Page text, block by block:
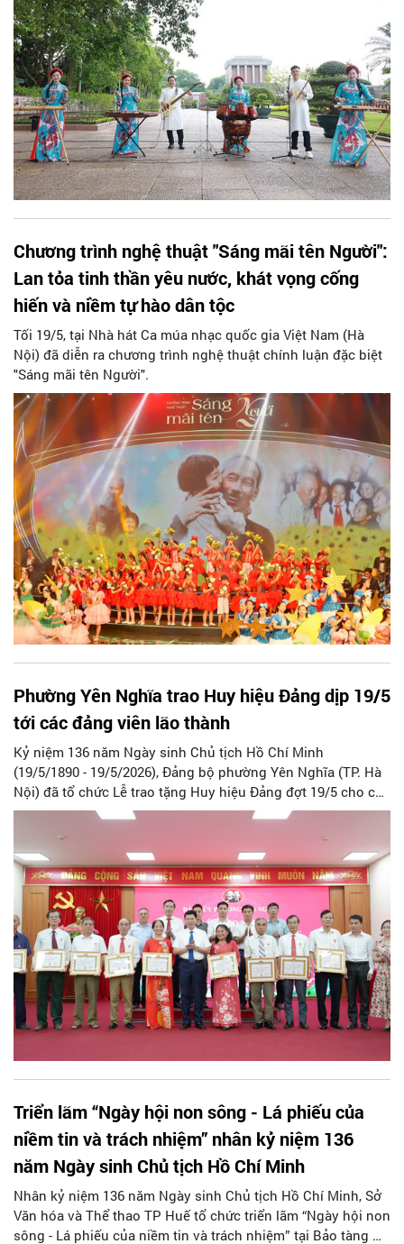
Chương trình nghệ thuật "Sáng mãi tên Người":
Lan tỏa tinh thần yêu nước, khát vọng cống
hiến và niềm tự hào dân tộc
Tối 19/5, tại Nhà hát Ca múa nhạc quốc gia Việt Nam (Hà
Nội) đã diễn ra chương trình nghệ thuật chính luận đặc biệt
"Sáng mãi tên Người".
Phường Yên Nghĩa trao Huy hiệu Đảng dịp 19/5
tới các đảng viên lão thành
Kỷ niệm 136 năm Ngày sinh Chủ tịch Hồ Chí Minh
(19/5/1890 - 19/5/2026), Đảng bộ phường Yên Nghĩa (TP. Hà
Nội) đã tổ chức Lễ trao tặng Huy hiệu Đảng đợt 19/5 cho các
đảng viên lão thành đang sinh hoạt tại các chi bộ trực thuộc
Triển lãm “Ngày hội non sông - Lá phiếu của
niềm tin và trách nhiệm” nhân kỷ niệm 136
năm Ngày sinh Chủ tịch Hồ Chí Minh
Nhân kỷ niệm 136 năm Ngày sinh Chủ tịch Hồ Chí Minh, Sở
Văn hóa và Thể thao TP Huế tổ chức triển lãm “Ngày hội non
sông - Lá phiếu của niềm tin và trách nhiệm” tại Bảo tàng Hồ